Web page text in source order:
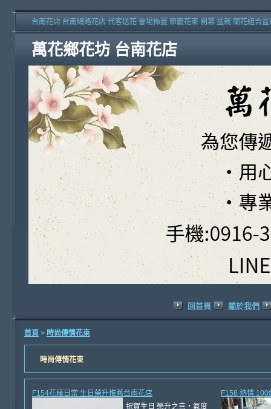
萬花鄉花坊 台南花店
台南花店 台南網路花店 代客送花 會場佈置 節慶花束 開幕 盆栽 蘭花組合
回首頁 關於我們
首頁 > 時尚傳情花束
時尚傳情花束
F154花樣日常 生日榮升推薦台南花店
祝賀生日 榮升之喜・氣度
F158 熱情